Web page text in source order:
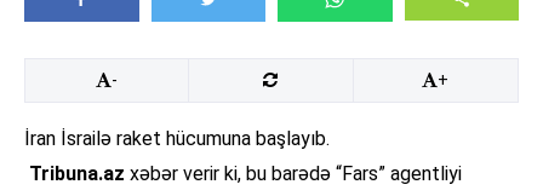
- +
İran İsrailə raket hücumuna başlayıb.
Tribuna.az xəbər verir ki, bu barədə “Fars” agentliyi